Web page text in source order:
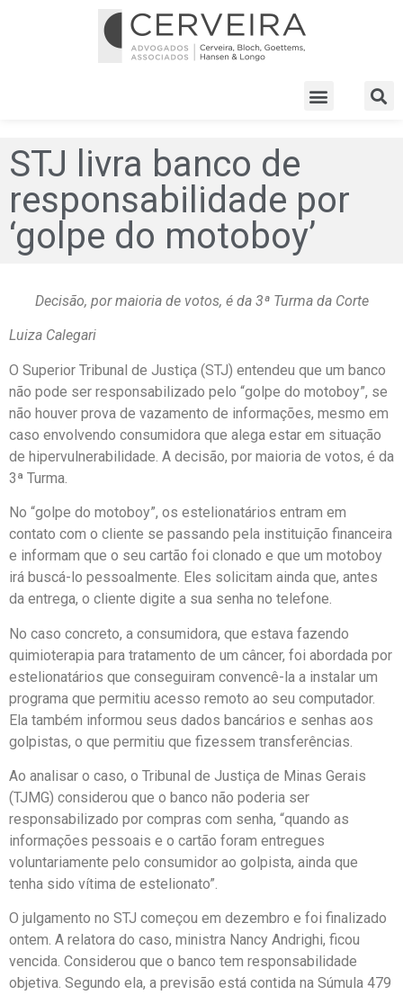
STJ livra banco de
responsabilidade por
‘golpe do motoboy’
Decisão, por maioria de votos, é da 3ª Turma da Corte
Luiza Calegari
O Superior Tribunal de Justiça (STJ) entendeu que um banco
não pode ser responsabilizado pelo “golpe do motoboy”, se
não houver prova de vazamento de informações, mesmo em
caso envolvendo consumidora que alega estar em situação
de hipervulnerabilidade. A decisão, por maioria de votos, é da
3ª Turma.
No “golpe do motoboy”, os estelionatários entram em
contato com o cliente se passando pela instituição financeira
e informam que o seu cartão foi clonado e que um motoboy
irá buscá-lo pessoalmente. Eles solicitam ainda que, antes
da entrega, o cliente digite a sua senha no telefone.
No caso concreto, a consumidora, que estava fazendo
quimioterapia para tratamento de um câncer, foi abordada por
estelionatários que conseguiram convencê-la a instalar um
programa que permitiu acesso remoto ao seu computador.
Ela também informou seus dados bancários e senhas aos
golpistas, o que permitiu que fizessem transferências.
Ao analisar o caso, o Tribunal de Justiça de Minas Gerais
(TJMG) considerou que o banco não poderia ser
responsabilizado por compras com senha, “quando as
informações pessoais e o cartão foram entregues
voluntariamente pelo consumidor ao golpista, ainda que
tenha sido vítima de estelionato”.
O julgamento no STJ começou em dezembro e foi finalizado
ontem. A relatora do caso, ministra Nancy Andrighi, ficou
vencida. Considerou que o banco tem responsabilidade
objetiva. Segundo ela, a previsão está contida na Súmula 479